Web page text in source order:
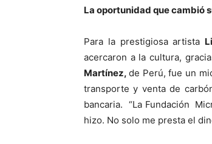
La oportunidad que cambió
Para la prestigiosa artista
acercaron a la cultura,
Martínez, de Perú, fue un
transporte y venta de
bancaria. “La Fundación
hizo. No solo me presta el